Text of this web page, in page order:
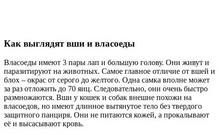
Как выглядят вши и власоеды
Власоеды имеют 3 пары лап и большую голову. Они живут и
паразитируют на животных. Самое главное отличие от вшей и
блох – окрас от серого до желтого. Одна самка вполне может
за раз отложить до 70 яиц. Следовательно, они очень быстро
размножаются. Вши у кошек и собак внешне похожи на
власоедов, но имеют длинное вытянутое тело без твердого
защитного панциря. Они не питаются кожей, а прокалывают
её и высасывают кровь.